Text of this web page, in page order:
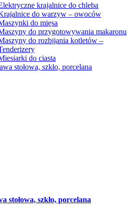
krajalnice do chleba
do warzyw – owoców
do mięsa
do przygotowywania makaronu
do rozbijania kotletów –
do ciasta
stołowa, szkło, porcelana